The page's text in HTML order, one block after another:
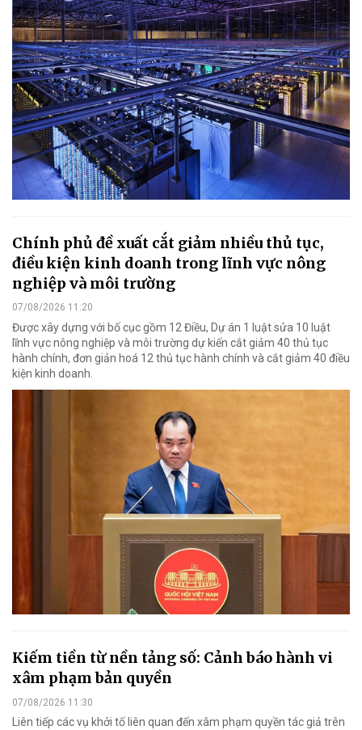
Chính phủ đề xuất cắt giảm nhiều thủ tục,
điều kiện kinh doanh trong lĩnh vực nông
nghiệp và môi trường
07/08/2026 11:20
Được xây dựng với bố cục gồm 12 Điều, Dự án 1 luật sửa 10 luật
lĩnh vực nông nghiệp và môi trường dự kiến cắt giảm 40 thủ tục
hành chính, đơn giản hoá 12 thủ tục hành chính và cắt giảm 40 điều
kiện kinh doanh.
Kiếm tiền từ nền tảng số: Cảnh báo hành vi
xâm phạm bản quyền
07/08/2026 11:30
Liên tiếp các vụ khởi tố liên quan đến xâm phạm quyền tác giả trên